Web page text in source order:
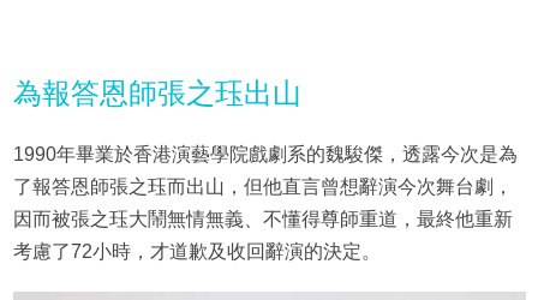
為報答恩師張之珏出山
1990年畢業於香港演藝學院戲劇系的魏駿傑，透露今次是為
了報答恩師張之珏而出山，但他直言曾想辭演今次舞台劇，
因而被張之珏大鬧無情無義、不懂得尊師重道，最終他重新
考慮了72小時，才道歉及收回辭演的決定。